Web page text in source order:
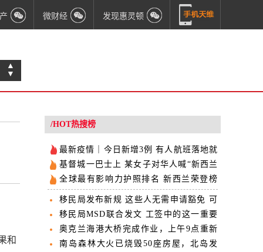
微财经 发现惠灵顿
▲
▼
和
/HOT热搜榜
最新疫情｜今日新增3例 有人航班落地就
确诊
基督城一巴士上 某女子对华人喊“新西兰
不欢迎中国人”
全球最有影响力护照排名 新西兰荣登榜
首
移民局发布新规 这些人无需申请豁免 可
以入境
移民局MSD联合发文 工签中的这一重要
步骤要改
奥克兰海港大桥完成作业，上午9点重新
开放
南岛森林大火已烧毁50座房屋，北岛发